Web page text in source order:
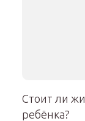
Стоит ли
ребёнка?